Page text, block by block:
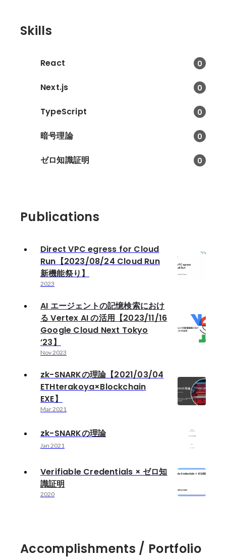
Skills
React 0
Next.js 0
TypeScript 0
暗号理論 0
ゼロ知識証明 0
Publications
Direct VPC egress for Cloud
Run【2023/08/24 Cloud Run
新機能祭り】
2023
AI エージェントの記憶検索におけ
る Vertex AI の活用【2023/11/16
Google Cloud Next Tokyo
’23】
Nov 2023
zk-SNARKの理論【2021/03/04
ETHterakoya×Blockchain
EXE】
Mar 2021
zk-SNARKの理論
Jan 2021
Verifiable Credentials × ゼロ知
識証明
2020
Accomplishments / Portfolio